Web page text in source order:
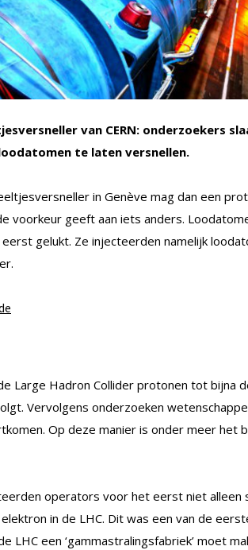
van CERN: onderzoekers
te laten versnellen.
in Genève mag dan een
voorkeur geeft aan iets anders.
gelukt. Ze injecteerden namelijk
Large Hadron Collider protonen tot bijna
Vervolgens onderzoeken
Op deze manier is onder meer het
operators voor het eerst niet alleen
in de LHC. Dit was een van de
LHC een ‘gammastralingsfabriek’ moet